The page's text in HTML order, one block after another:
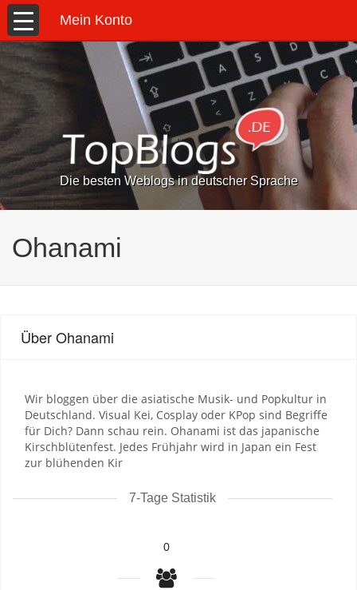
Mein Konto
Die besten Weblogs in deutscher Sprache
Ohanami
Über Ohanami
Wir bloggen über die asiatische Musik- und Popkultur in
Deutschland. Visual Kei, Cosplay oder KPop sind Begriffe
für Dich? Dann schau rein. Ohanami ist das japanische
Kirschblütenfest. Jedes Frühjahr wird in Japan ein Fest
zur blühenden Kir
7-Tage Statistik
0